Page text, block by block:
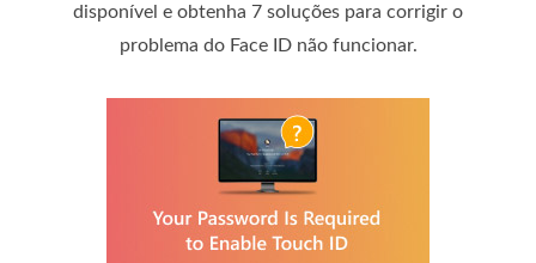
disponível e obtenha 7 soluções para corrigir o
problema do Face ID não funcionar.